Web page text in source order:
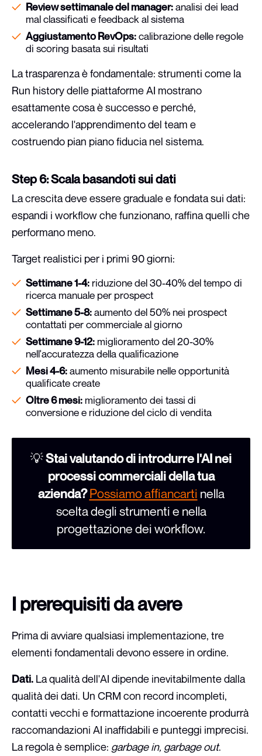
Review settimanale del manager:analisi dei lead
mal classificati e feedback al sistema
Aggiustamento RevOps:calibrazione delle regole
di scoring basata sui risultati
La trasparenza è fondamentale: strumenti come la
Run history delle piattaforme AI mostrano
esattamente cosa è successo e perché,
accelerando l'apprendimento del team e
costruendo pian piano fiducia nel sistema.
Step 6: Scala basandoti sui dati
La crescita deve essere graduale e fondata sui dati:
espandi i workflow che funzionano, raffina quelli che
performano meno.
Target realistici per i primi 90 giorni:
Settimane 1-4: riduzione del 30-40% del tempo di
ricerca manuale per prospect
Settimane 5-8:aumento del 50% nei prospect
contattati per commerciale al giorno
Settimane 9-12: miglioramento del 20-30%
nell'accuratezza della qualificazione
Mesi 4-6:aumento misurabile nelle opportunità
qualificate create
Oltre 6 mesi: miglioramento dei tassi di
conversione e riduzione del ciclo di vendita
💡Stai valutando di introdurre l'AI nei
processi commerciali della tua
azienda? Possiamo affiancarti nella
scelta degli strumenti e nella
progettazione dei workflow.
I prerequisiti da avere
Prima di avviare qualsiasi implementazione, tre
elementi fondamentali devono essere in ordine.
Dati. La qualità dell'AI dipende inevitabilmente dalla
qualità dei dati. Un CRM con record incompleti,
contatti vecchi e formattazione incoerente produrrà
raccomandazioni AI inaffidabili e punteggi imprecisi.
La regola è semplice: garbage in, garbage out.